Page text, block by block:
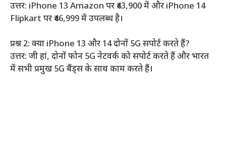
उत्तर: iPhone 13 Amazon पर ₹43,900 में और iPhone 14
Flipkart पर ₹46,999 में उपलब्ध है।
प्रश्न 2: क्या iPhone 13 और 14 दोनों 5G सपोर्ट करते हैं?
उत्तर: जी हां, दोनों फोन 5G नेटवर्क को सपोर्ट करते हैं और भारत
में सभी प्रमुख 5G बैंड्स के साथ काम करते हैं।